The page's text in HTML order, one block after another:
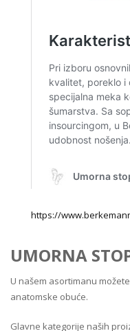
https://
UMORNA
U našem asortimanu
anatomske obuće.
Glavne kategorije naših